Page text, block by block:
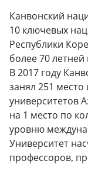
Канвонский
10 ключевых
Республики
более 70
В 2017 году
занял 251
университетов
на 1 место по
уровню
Университет
профессоров,